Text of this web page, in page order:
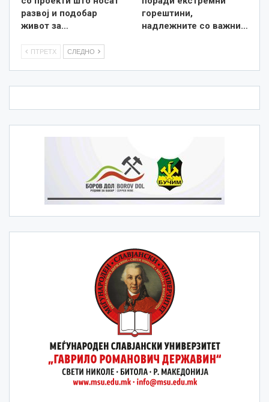
развој и подобар
живот за…
горештини,
надлежните со важни…
ПТРЕТХ СЛЕДНО